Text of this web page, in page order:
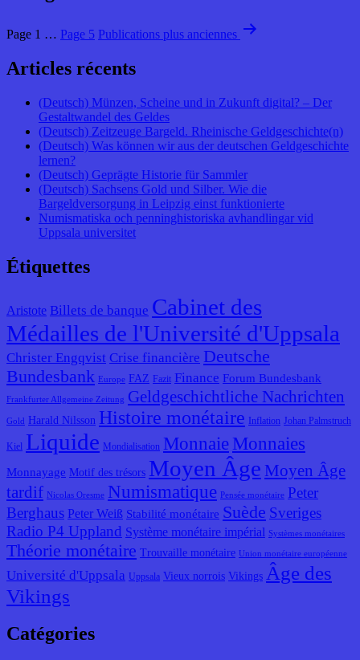
Page 1 … Page 5 Publications plus anciennes
Articles récents
(Deutsch) Münzen, Scheine und in Zukunft digital? – Der
Gestaltwandel des Geldes
(Deutsch) Zeitzeuge Bargeld. Rheinische Geldgeschichte(n)
(Deutsch) Was können wir aus der deutschen Geldgeschichte
lernen?
(Deutsch) Geprägte Historie für Sammler
(Deutsch) Sachsens Gold und Silber. Wie die
Bargeldversorgung in Leipzig einst funktionierte
Numismatiska och penninghistoriska avhandlingar vid
Uppsala universitet
Étiquettes
Aristote Billets de banque Cabinet des
Médailles de l'Université d'Uppsala
Christer Engqvist Crise financière Deutsche
Bundesbank
Europe FAZ Fazit Finance Forum Bundesbank
Frankfurter Allgemeine Zeitung Geldgeschichtliche Nachrichten
Gold Harald Nilsson Histoire monétaire Inflation Johan Palmstruch
Kiel Liquide Mondialisation Monnaie Monnaies
Monnayage Motif des trésors Moyen Âge Moyen Âge
tardif Nicolas Oresme Numismatique Pensée monétaire Peter
Berghaus Peter Weiß Stabilité monétaire Suède Sveriges
Radio P4 Uppland Système monétaire impérial Systèmes monétaires
Théorie monétaire Trouvaille monétaire Union monétaire européenne
Université d'Uppsala Uppsala Vieux norrois Vikings Âge des
Vikings
Catégories